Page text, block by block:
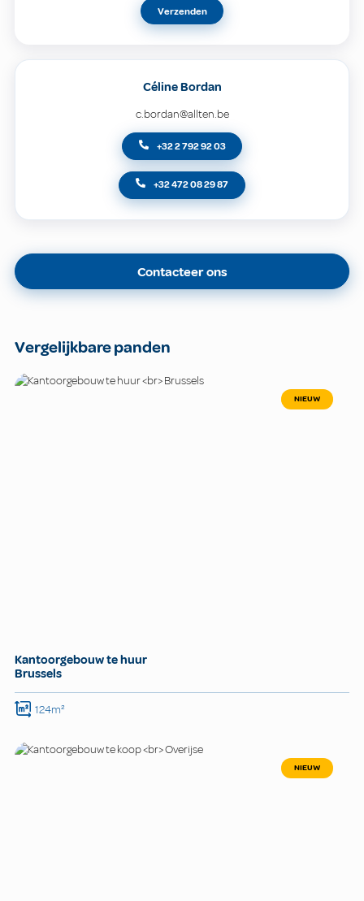
Verzenden
Céline Bordan
c.bordan@allten.be
+32 2 792 92 03
+32 472 08 29 87
Contacteer ons
Vergelijkbare panden
NIEUW
Kantoorgebouw te huur
Brussels
124m²
NIEUW